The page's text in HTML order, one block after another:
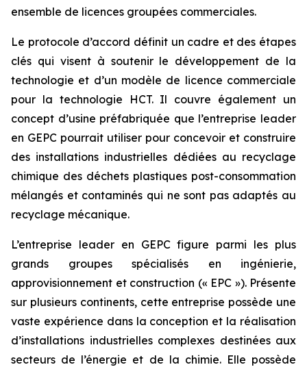
ensemble de licences groupées commerciales.
Le protocole d’accord définit un cadre et des étapes
clés qui visent à soutenir le développement de la
technologie et d’un modèle de licence commerciale
pour la technologie HCT. Il couvre également un
concept d’usine préfabriquée que l’entreprise leader
en GEPC pourrait utiliser pour concevoir et construire
des installations industrielles dédiées au recyclage
chimique des déchets plastiques post-consommation
mélangés et contaminés qui ne sont pas adaptés au
recyclage mécanique.
L’entreprise leader en GEPC figure parmi les plus
grands groupes spécialisés en ingénierie,
approvisionnement et construction (« EPC »). Présente
sur plusieurs continents, cette entreprise possède une
vaste expérience dans la conception et la réalisation
d’installations industrielles complexes destinées aux
secteurs de l’énergie et de la chimie. Elle possède